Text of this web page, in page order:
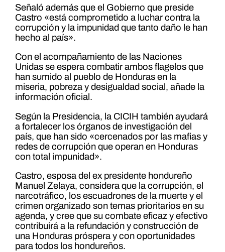
Señaló además que el Gobierno que preside
Castro «está comprometido a luchar contra la
corrupción y la impunidad que tanto daño le han
hecho al país».
Con el acompañamiento de las Naciones
Unidas se espera combatir ambos flagelos que
han sumido al pueblo de Honduras en la
miseria, pobreza y desigualdad social, añade la
información oficial.
Según la Presidencia, la CICIH también ayudará
a fortalecer los órganos de investigación del
país, que han sido «cercenados por las mafias y
redes de corrupción que operan en Honduras
con total impunidad».
Castro, esposa del ex presidente hondureño
Manuel Zelaya, considera que la corrupción, el
narcotráfico, los escuadrones de la muerte y el
crimen organizado son temas prioritarios en su
agenda, y cree que su combate eficaz y efectivo
contribuirá a la refundación y construcción de
una Honduras próspera y con oportunidades
para todos los hondureños.